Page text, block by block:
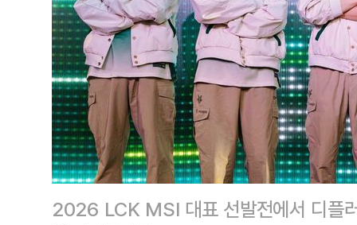
2026 LCK MSI 대표 선발전에서 디플